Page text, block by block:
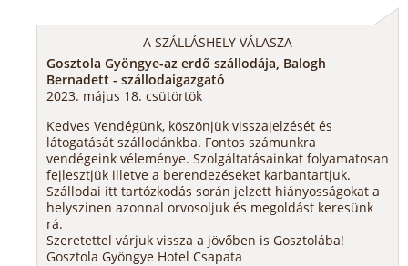
A SZÁLLÁSHELY VÁLASZA
Gosztola Gyöngye-az erdő szállodája, Balogh
Bernadett - szállodaigazgató
2023. május 18. csütörtök
Kedves Vendégünk, köszönjük visszajelzését és
látogatását szállodánkba. Fontos számunkra
vendégeink véleménye. Szolgáltatásainkat folyamatosan
fejlesztjük illetve a berendezéseket karbantartjuk.
Szállodai itt tartózkodás során jelzett hiányosságokat a
helyszinen azonnal orvosoljuk és megoldást keresünk
rá.
Szeretettel várjuk vissza a jövőben is Gosztolába!
Gosztola Gyöngye Hotel Csapata